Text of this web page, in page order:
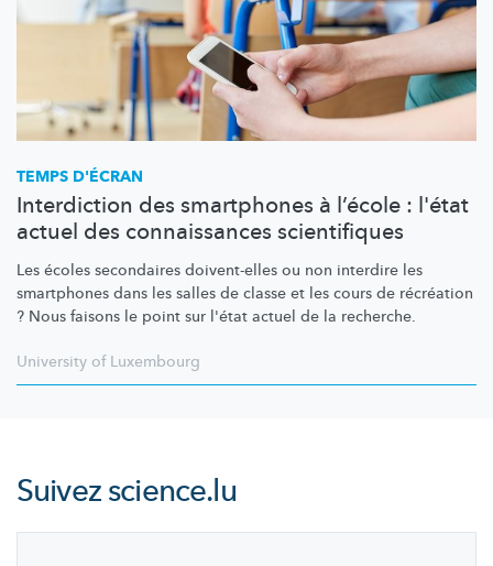
TEMPS D'ÉCRAN
Interdiction des smartphones à l’école : l'état
actuel des connaissances scientifiques
Les écoles secondaires doivent-elles ou non interdire les
smartphones dans les salles de classe et les cours de récréation
? Nous faisons le point sur l'état actuel de la recherche.
University of Luxembourg
Suivezscience.lu